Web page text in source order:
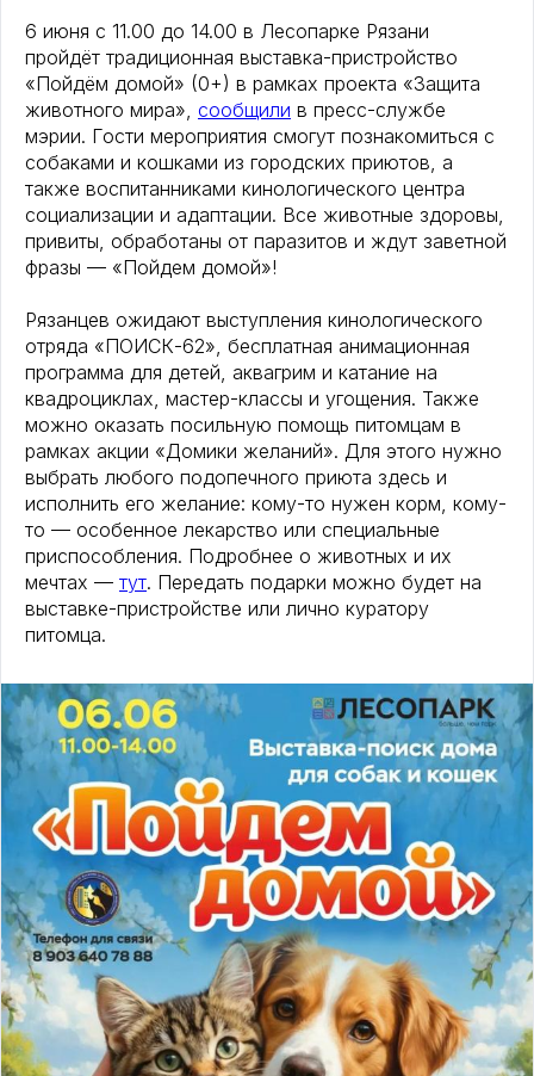
6 июня с 11.00 до 14.00 в Лесопарке Рязани
пройдёт традиционная выставка-пристройство
«Пойдём домой» (0+) в рамках проекта «Защита
животного мира», сообщили в пресс-службе
мэрии. Гости мероприятия смогут познакомиться с
собаками и кошками из городских приютов, а
также воспитанниками кинологического центра
социализации и адаптации. Все животные здоровы,
привиты, обработаны от паразитов и ждут заветной
фразы — «Пойдем домой»!
Рязанцев ожидают выступления кинологического
отряда «ПОИСК-62», бесплатная анимационная
программа для детей, аквагрим и катание на
квадроциклах, мастер-классы и угощения. Также
можно оказать посильную помощь питомцам в
рамках акции «Домики желаний». Для этого нужно
выбрать любого подопечного приюта здесь и
исполнить его желание: кому-то нужен корм, кому-
то — особенное лекарство или специальные
приспособления. Подробнее о животных и их
мечтах — тут. Передать подарки можно будет на
выставке-пристройстве или лично куратору
питомца.